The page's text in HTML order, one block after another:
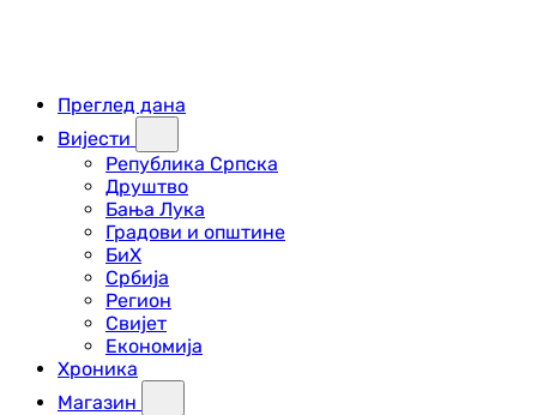
Преглед дана
Вијести
Република Српска
Друштво
Бања Лука
Градови и општине
БиХ
Србија
Регион
Свијет
Економија
Хроника
Магазин